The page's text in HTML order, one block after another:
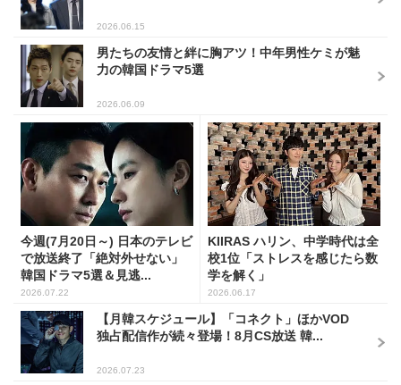
2026.06.15
男たちの友情と絆に胸アツ！中年男性ケミが魅
力の韓国ドラマ5選
2026.06.09
今週(7月20日～) 日本のテレビ
で放送終了「絶対外せない」
韓国ドラマ5選＆見逃...
2026.07.22
KIIRAS ハリン、中学時代は全
校1位「ストレスを感じたら数
学を解く」
2026.06.17
【月韓スケジュール】「コネクト」ほかVOD
独占配信作が続々登場！8月CS放送 韓...
2026.07.23